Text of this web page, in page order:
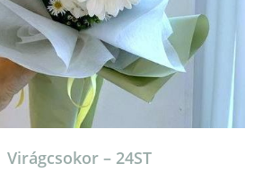
Virágcsokor – 24ST